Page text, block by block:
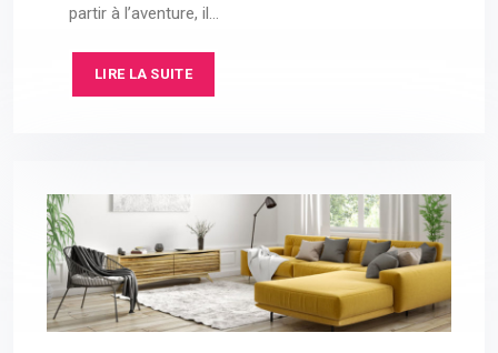
partir à l’aventure, il…
LIRE LA SUITE